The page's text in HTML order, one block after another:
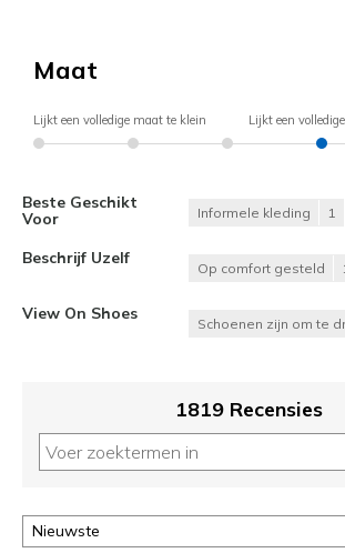
Maat
Lijkt een volledige maat te klein Lijkt een
Beste Geschikt
Voor
Informele kleding 1
Beschrijf Uzelf
Op comfort gesteld
View On Shoes
Schoenen zijn om te
1819 Recensies